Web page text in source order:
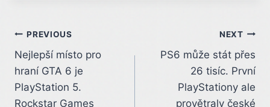
Post
navigation
PREVIOUS
Nejlepší místo pro
hraní GTA 6 je
PlayStation 5.
Rockstar Games
NEXT
PS6 může stát přes
26 tisíc. První
PlayStationy ale
provětraly české